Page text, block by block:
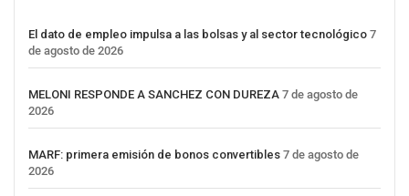
El dato de empleo impulsa a las bolsas y al sector tecnológico 7
de agosto de 2026
MELONI RESPONDE A SANCHEZ CON DUREZA 7 de agosto de
2026
MARF: primera emisión de bonos convertibles 7 de agosto de
2026